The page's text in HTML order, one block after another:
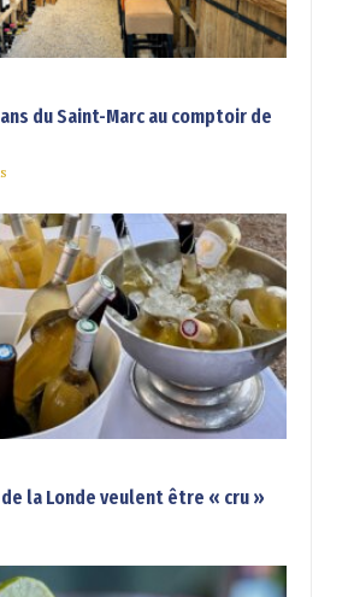
du Saint-Marc au comptoir de
la Londe veulent être « cru »